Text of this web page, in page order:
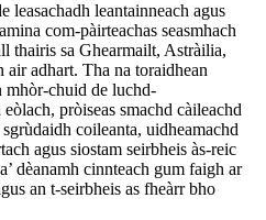
leasachadh leantainneach agus
com-pàirteachas seasmhach
thairis sa Ghearmailt, Astràilia,
adhart. Tha na toraidhean
mhòr-chuid de luchd-
pròiseas smachd càileachd
coileanta, uidheamachd
agus siostam seirbheis às-reic
dèanamh cinnteach gum faigh ar
an t-seirbheis as fheàrr bho